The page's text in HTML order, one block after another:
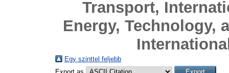
Transport,
Energy, Technology,
Egy szinttel feljebb